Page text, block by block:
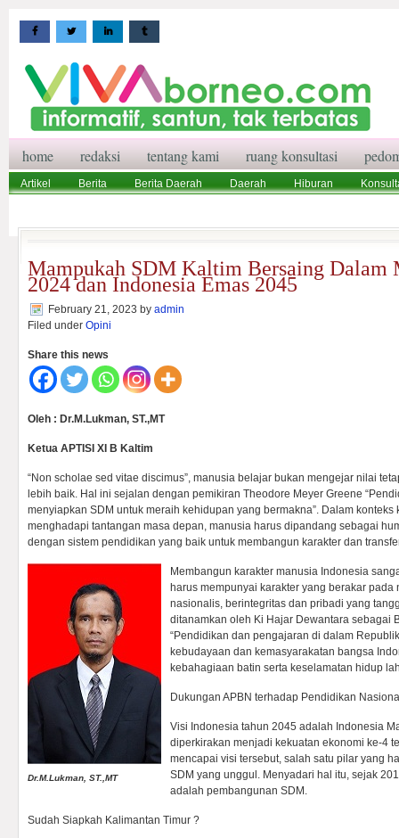
home redaksi tentang kami ruang konsultasi
Artikel Berita Berita Daerah Daerah Hiburan
Mampukah SDM Kaltim Bersaing Dalam
2024 dan Indonesia Emas 2045
February 21, 2023 by admin
Filed under Opini
Share this news
Oleh : Dr.M.Lukman, ST.,MT
Ketua APTISI XI B Kaltim
“Non scholae sed vitae discimus”, manusia belajar bukan mengejar nilai
lebih baik. Hal ini sejalan dengan pemikiran Theodore Meyer Greene
menyiapkan SDM untuk meraih kehidupan yang bermakna”. Dalam
menghadapi tantangan masa depan, manusia harus dipandang sebagai
dengan sistem pendidikan yang baik untuk membangun karakter dan
Dr.M.Lukman, ST.,MT
Membangun karakter manusia Indonesia
harus mempunyai karakter yang berakar
nasionalis, berintegritas dan pribadi yang
ditanamkan oleh Ki Hajar Dewantara sebagai
“Pendidikan dan pengajaran di dalam
kebudayaan dan kemasyarakatan bangsa
kebahagiaan batin serta keselamatan hidup
Dukungan APBN terhadap Pendidikan
Visi Indonesia tahun 2045 adalah Indonesia
diperkirakan menjadi kekuatan ekonomi ke-4
mencapai visi tersebut, salah satu pilar yang
SDM yang unggul. Menyadari hal itu, sejak
adalah pembangunan SDM.
Sudah Siapkah Kalimantan Timur ?